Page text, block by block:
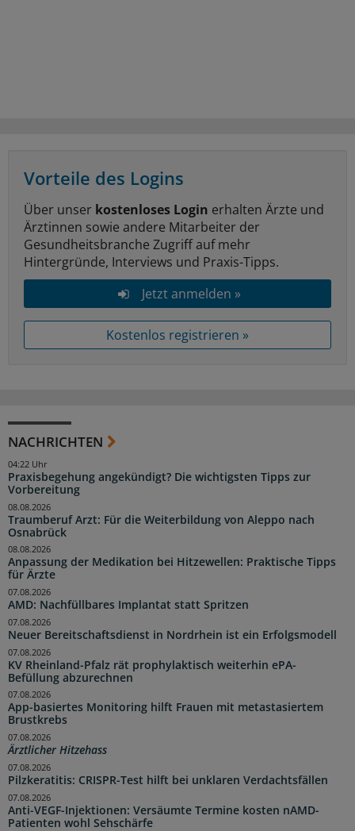
Vorteile des Logins
Über unser kostenloses Login erhalten Ärzte und
Ärztinnen sowie andere Mitarbeiter der
Gesundheitsbranche Zugriff auf mehr
Hintergründe, Interviews und Praxis-Tipps.
Jetzt anmelden »
Kostenlos registrieren »
NACHRICHTEN
Praxisbegehung angekündigt? Die wichtigsten Tipps zur
Vorbereitung
04:22 Uhr
Traumberuf Arzt: Für die Weiterbildung von Aleppo nach
Osnabrück
08.08.2026
Anpassung der Medikation bei Hitzewellen: Praktische Tipps
für Ärzte
08.08.2026
AMD: Nachfüllbares Implantat statt Spritzen
07.08.2026
Neuer Bereitschaftsdienst in Nordrhein ist ein Erfolgsmodell
07.08.2026
KV Rheinland-Pfalz rät prophylaktisch weiterhin ePA-
Befüllung abzurechnen
07.08.2026
App-basiertes Monitoring hilft Frauen mit metastasiertem
Brustkrebs
07.08.2026
Ärztlicher Hitzehass
07.08.2026
Pilzkeratitis: CRISPR-Test hilft bei unklaren Verdachtsfällen
07.08.2026
Anti-VEGF-Injektionen: Versäumte Termine kosten nAMD-
Patienten wohl Sehschärfe
07.08.2026